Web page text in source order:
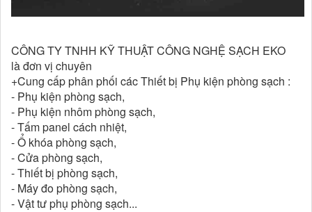
CÔNG TY TNHH KỸ THUẬT CÔNG NGHỆ SẠCH EKO
là đơn vị chuyên
+Cung cấp phân phối các Thiết bị Phụ kiện phòng sạch :
- Phụ kiện phòng sạch,
- Phụ kiện nhôm phòng sạch,
- Tấm panel cách nhiệt,
- Ổ khóa phòng sạch,
- Cửa phòng sạch,
- Thiết bị phòng sạch,
- Máy đo phòng sạch,
- Vật tư phụ phòng sạch...